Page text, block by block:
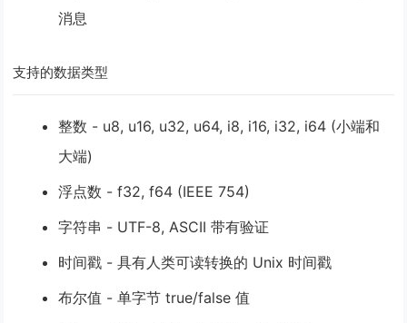
消息
支持的数据类型
整数 - u8, u16, u32, u64, i8, i16, i32, i64 (小端和
大端)
浮点数 - f32, f64 (IEEE 754)
字符串 - UTF-8, ASCII 带有验证
时间戳 - 具有人类可读转换的 Unix 时间戳
布尔值 - 单字节 true/false 值